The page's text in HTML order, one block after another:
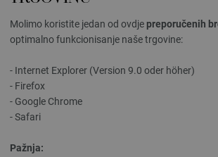
Molimo koristite jedan od ovdje preporučenih
optimalno funkcionisanje naše trgovine:
- Internet Explorer (Version 9.0 oder höher)
- Firefox
- Google Chrome
- Safari
Pažnja: